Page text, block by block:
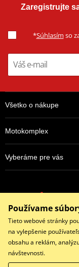
Zaregistrujte
*Súhlasím so
Všetko o nákupe
Motokomplex
Vyberáme pre vás
Po -
Facebook
Používame
Tieto webové stránky
na vylepšenie
obsahu a reklám,
návštevnosti.